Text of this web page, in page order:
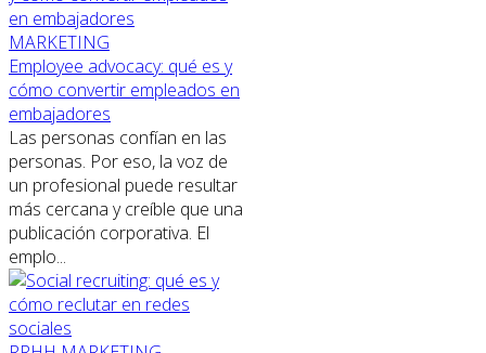
MARKETING
Employee advocacy: qué es y
cómo convertir empleados en
embajadores
Las personas confían en las
personas. Por eso, la voz de
un profesional puede resultar
más cercana y creíble que una
publicación corporativa. El
emplo...